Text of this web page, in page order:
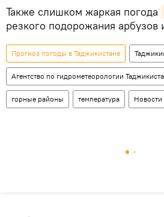
Также слишком жаркая погода
резкого подорожания арбузов
Прогноз погоды в Таджикистане
Агентство по гидрометеорологии
горные районы температура